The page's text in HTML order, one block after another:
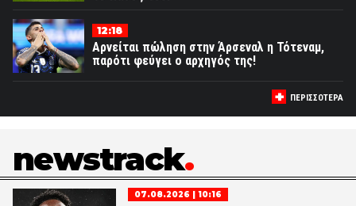
12:18
Αρνείται πώληση στην Άρσεναλ η Τότεναμ,
παρότι φεύγει ο αρχηγός της!
ΠΕΡΙΣΣΟΤΕΡΑ
newstrack
07.08.2026 | 10:16